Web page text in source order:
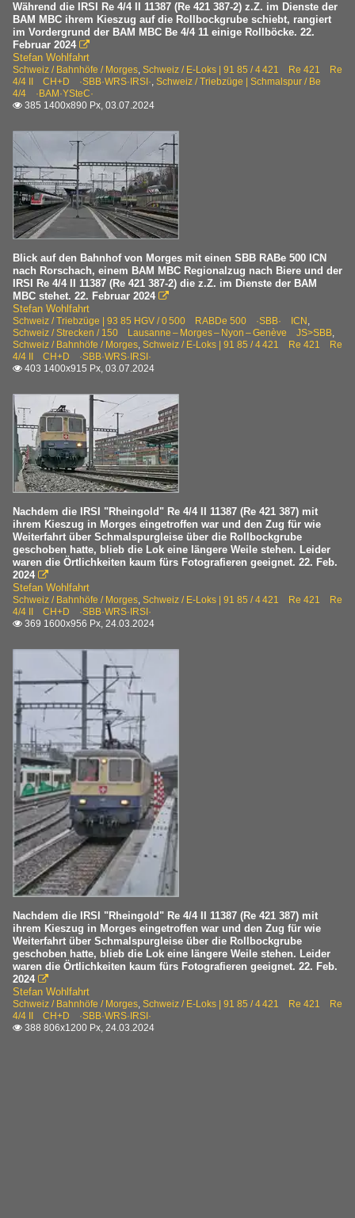
Während die IRSI Re 4/4 II 11387 (Re 421 387-2) z.Z. im Dienste der
BAM MBC ihrem Kieszug auf die Rollbockgrube schiebt, rangiert
im Vordergrund der BAM MBC Be 4/4 11 einige Rollböcke. 22.
Februar 2024 
Stefan Wohlfahrt
Schweiz / Bahnhöfe / Morges, Schweiz / E-Loks | 91 85 / 4 421 Re 421 Re
4/4 II CH+D ·SBB·WRS·IRSI·, Schweiz / Triebzüge | Schmalspur / Be
4/4 ·BAM·YSteC·
 385 1400x890 Px, 03.07.2024
Blick auf den Bahnhof von Morges mit einen SBB RABe 500 ICN
nach Rorschach, einem BAM MBC Regionalzug nach Biere und der
IRSI Re 4/4 II 11387 (Re 421 387-2) die z.Z. im Dienste der BAM
MBC stehet. 22. Februar 2024 
Stefan Wohlfahrt
Schweiz / Triebzüge | 93 85 HGV / 0 500 RABDe 500 ·SBB· ICN ,
Schweiz / Strecken / 150 Lausanne – Morges – Nyon – Genève JS>SBB,
Schweiz / Bahnhöfe / Morges, Schweiz / E-Loks | 91 85 / 4 421 Re 421 Re
4/4 II CH+D ·SBB·WRS·IRSI·
 403 1400x915 Px, 03.07.2024
Nachdem die IRSI "Rheingold" Re 4/4 II 11387 (Re 421 387) mit
ihrem Kieszug in Morges eingetroffen war und den Zug für wie
Weiterfahrt über Schmalspurgleise über die Rollbockgrube
geschoben hatte, blieb die Lok eine längere Weile stehen. Leider
waren die Örtlichkeiten kaum fürs Fotografieren geeignet. 22. Feb.
2024 
Stefan Wohlfahrt
Schweiz / Bahnhöfe / Morges, Schweiz / E-Loks | 91 85 / 4 421 Re 421 Re
4/4 II CH+D ·SBB·WRS·IRSI·
 369 1600x956 Px, 24.03.2024
Nachdem die IRSI "Rheingold" Re 4/4 II 11387 (Re 421 387) mit
ihrem Kieszug in Morges eingetroffen war und den Zug für wie
Weiterfahrt über Schmalspurgleise über die Rollbockgrube
geschoben hatte, blieb die Lok eine längere Weile stehen. Leider
waren die Örtlichkeiten kaum fürs Fotografieren geeignet. 22. Feb.
2024 
Stefan Wohlfahrt
Schweiz / Bahnhöfe / Morges, Schweiz / E-Loks | 91 85 / 4 421 Re 421 Re
4/4 II CH+D ·SBB·WRS·IRSI·
 388 806x1200 Px, 24.03.2024